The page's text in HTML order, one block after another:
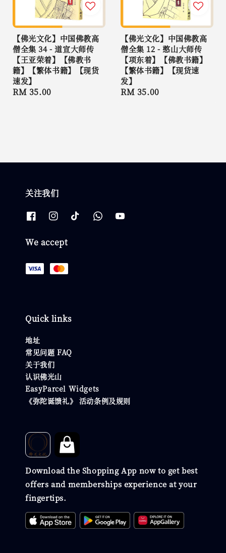
【佛光文化】中国佛教高
僧全集 34 - 道宣大师传
【王亚荣着】【佛教书
籍】【繁体书籍】【现货
速发】
Regular
RM 35.00
【佛光文化】中国佛教高
僧全集 12 - 憨山大师传
【项东着】【佛教书籍】
【繁体书籍】【现货速
发】
Regular
RM 35.00
关注我们
We accept
Quick links
地址
常见问题 FAQ
关于我们
认识佛光山
EasyParcel Widgets
《弥陀诞馈礼》 活动条例及规则
Download the Shopping App now to get best
offers and memberships experience at your
fingertips.